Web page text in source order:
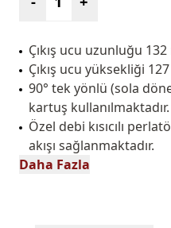
Çıkış ucu uzunluğu 132
Çıkış ucu yüksekliği
90° tek yönlü (sola
kartuş kullanılmaktadır.
Özel debi kısıcılı
akışı sağlanmaktadır.
Daha Fazla